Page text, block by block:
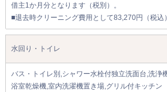
借主1か月分となります（税別）。
■退去時クリーニング費用として83,270円（税込
水回り・トイレ
バス・トイレ別,シャワー水栓付独立洗面台,洗浄
浴室乾燥機,室内洗濯機置き場,グリル付キッチン